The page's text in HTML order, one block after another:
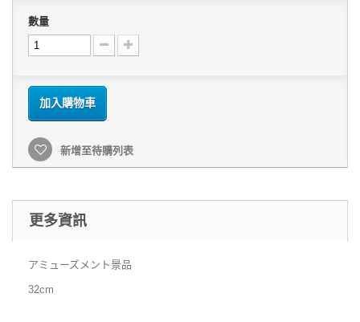
數量
加入購物車
新增至待購列表
更多資訊
アミューズメント景品
32cm